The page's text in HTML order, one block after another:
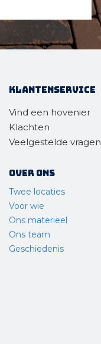
Klantenservice
Vind een hovenier
Klachten
Veelgestelde vragen
Over ons
Twee locaties
Voor wie
Ons materieel
Ons team
Geschiedenis